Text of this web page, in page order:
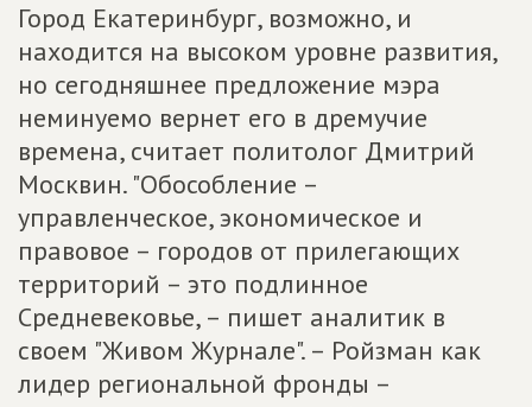
Город Екатеринбург, возможно, и
находится на высоком уровне развития,
но сегодняшнее предложение мэра
неминуемо вернет его в дремучие
времена, считает политолог Дмитрий
Москвин. "Обособление –
управленческое, экономическое и
правовое – городов от прилегающих
территорий – это подлинное
Средневековье, – пишет аналитик в
своем "Живом Журнале". – Ройзман как
лидер региональной фронды –